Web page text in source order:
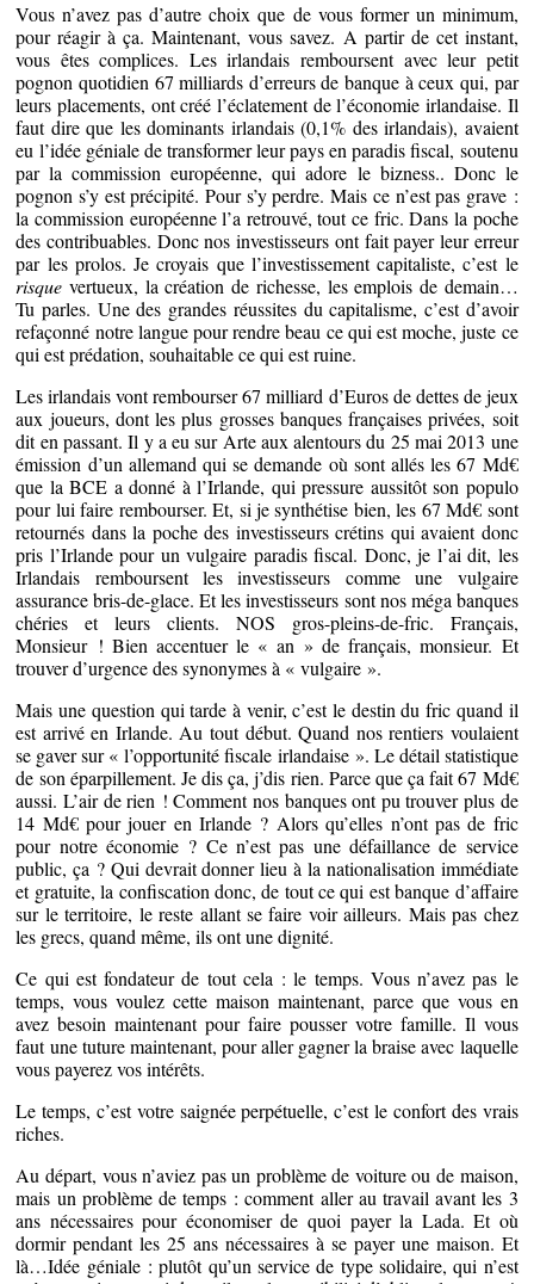
Vous n’avez pas d’autre choix que de vous former un minimum,
pour réagir à ça. Maintenant, vous savez. A partir de cet instant,
vous êtes complices. Les irlandais remboursent avec leur petit
pognon quotidien 67 milliards d’erreurs de banque à ceux qui, par
leurs placements, ont créé l’éclatement de l’économie irlandaise. Il
faut dire que les dominants irlandais (0,1% des irlandais), avaient
eu l’idée géniale de transformer leur pays en paradis fiscal, soutenu
par la commission européenne, qui adore le bizness.. Donc le
pognon s’y est précipité. Pour s’y perdre. Mais ce n’est pas grave :
la commission européenne l’a retrouvé, tout ce fric. Dans la poche
des contribuables. Donc nos investisseurs ont fait payer leur erreur
par les prolos. Je croyais que l’investissement capitaliste, c’est le
risque vertueux, la création de richesse, les emplois de demain…
Tu parles. Une des grandes réussites du capitalisme, c’est d’avoir
refaçonné notre langue pour rendre beau ce qui est moche, juste ce
qui est prédation, souhaitable ce qui est ruine.
Les irlandais vont rembourser 67 milliard d’Euros de dettes de jeux
aux joueurs, dont les plus grosses banques françaises privées, soit
dit en passant. Il y a eu sur Arte aux alentours du 25 mai 2013 une
émission d’un allemand qui se demande où sont allés les 67 Md€
que la BCE a donné à l’Irlande, qui pressure aussitôt son populo
pour lui faire rembourser. Et, si je synthétise bien, les 67 Md€ sont
retournés dans la poche des investisseurs crétins qui avaient donc
pris l’Irlande pour un vulgaire paradis fiscal. Donc, je l’ai dit, les
Irlandais remboursent les investisseurs comme une vulgaire
assurance bris-de-glace. Et les investisseurs sont nos méga banques
chéries et leurs clients. NOS gros-pleins-de-fric. Français,
Monsieur ! Bien accentuer le « an » de français, monsieur. Et
trouver d’urgence des synonymes à « vulgaire ».
Mais une question qui tarde à venir, c’est le destin du fric quand il
est arrivé en Irlande. Au tout début. Quand nos rentiers voulaient
se gaver sur « l’opportunité fiscale irlandaise ». Le détail statistique
de son éparpillement. Je dis ça, j’dis rien. Parce que ça fait 67 Md€
aussi. L’air de rien ! Comment nos banques ont pu trouver plus de
14 Md€ pour jouer en Irlande ? Alors qu’elles n’ont pas de fric
pour notre économie ? Ce n’est pas une défaillance de service
public, ça ? Qui devrait donner lieu à la nationalisation immédiate
et gratuite, la confiscation donc, de tout ce qui est banque d’affaire
sur le territoire, le reste allant se faire voir ailleurs. Mais pas chez
les grecs, quand même, ils ont une dignité.
Ce qui est fondateur de tout cela : le temps. Vous n’avez pas le
temps, vous voulez cette maison maintenant, parce que vous en
avez besoin maintenant pour faire pousser votre famille. Il vous
faut une tuture maintenant, pour aller gagner la braise avec laquelle
vous payerez vos intérêts.
Le temps, c’est votre saignée perpétuelle, c’est le confort des vrais
riches.
Au départ, vous n’aviez pas un problème de voiture ou de maison,
mais un problème de temps : comment aller au travail avant les 3
ans nécessaires pour économiser de quoi payer la Lada. Et où
dormir pendant les 25 ans nécessaires à se payer une maison. Et
là…Idée géniale : plutôt qu’un service de type solidaire, qui n’est